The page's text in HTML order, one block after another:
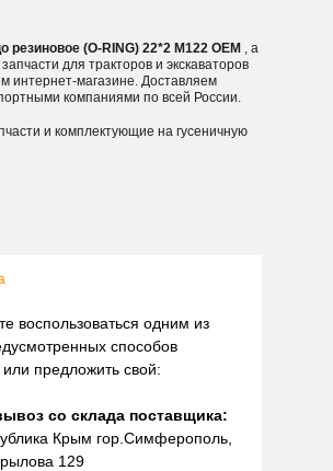
резиновое (O-RING) 22*2 M122 OEM , а
для тракторов и экскаваторов
интернет-магазине. Доставляем
компаниями по всей России.
и комплектующие на гусеничную
воспользоваться одним из
способов
или предложить свой:
со склада поставщика:
Крым гор.Симферополь,
129